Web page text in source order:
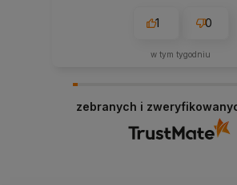
1 0
w tym tygodniu
zebranych i